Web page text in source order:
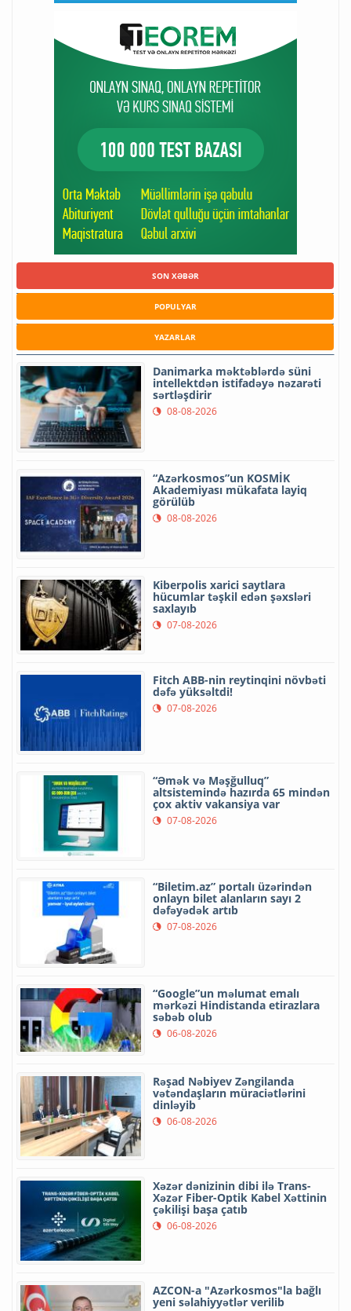
SON XƏBƏR
POPULYAR
YAZARLAR
Danimarka məktəblərdə süni
intellektdən istifadəyə nəzarəti
sərtləşdirir
08-08-2026
“Azərkosmos”un KOSMİK
Akademiyası mükafata layiq
görülüb
08-08-2026
Kiberpolis xarici saytlara
hücumlar təşkil edən şəxsləri
saxlayıb
07-08-2026
Fitch ABB-nin reytinqini növbəti
dəfə yüksəltdi!
07-08-2026
“Əmək və Məşğulluq”
altsistemində hazırda 65 mindən
çox aktiv vakansiya var
07-08-2026
“Biletim.az” portalı üzərindən
onlayn bilet alanların sayı 2
dəfəyədək artıb
07-08-2026
“Google”un məlumat emalı
mərkəzi Hindistanda etirazlara
səbəb olub
06-08-2026
Rəşad Nəbiyev Zəngilanda
vətəndaşların müraciətlərini
dinləyib
06-08-2026
Xəzər dənizinin dibi ilə Trans-
Xəzər Fiber-Optik Kabel Xəttinin
çəkilişi başa çatıb
06-08-2026
AZCON-a "Azərkosmos"la bağlı
yeni səlahiyyətlər verilib